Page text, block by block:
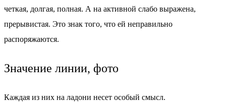
четкая, долгая, полная. А на активной слабо выражена,
прерывистая. Это знак того, что ей неправильно
распоряжаются.
Значение линии, фото
Каждая из них на ладони несет особый смысл.